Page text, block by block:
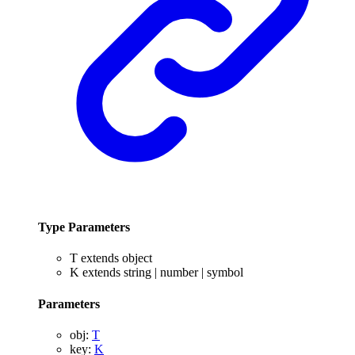
Type Parameters
T extends object
K extends string | number | symbol
Parameters
obj: T
key: K